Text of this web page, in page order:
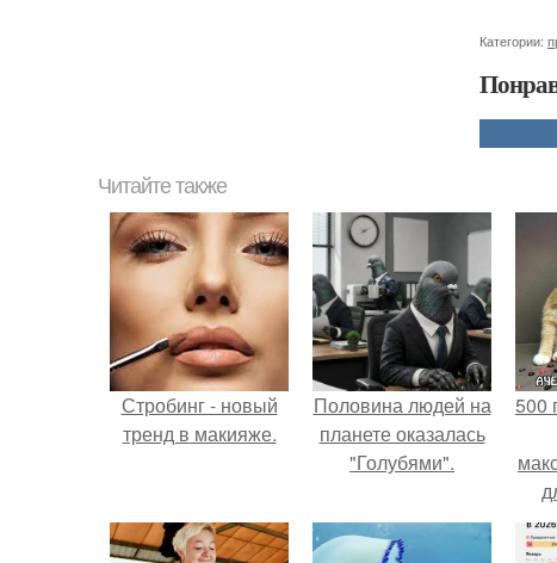
Категории:
Читайте также
Стробинг - новый
тренд в макияже.
Половина людей на
планете оказалась
"Голубями".
500